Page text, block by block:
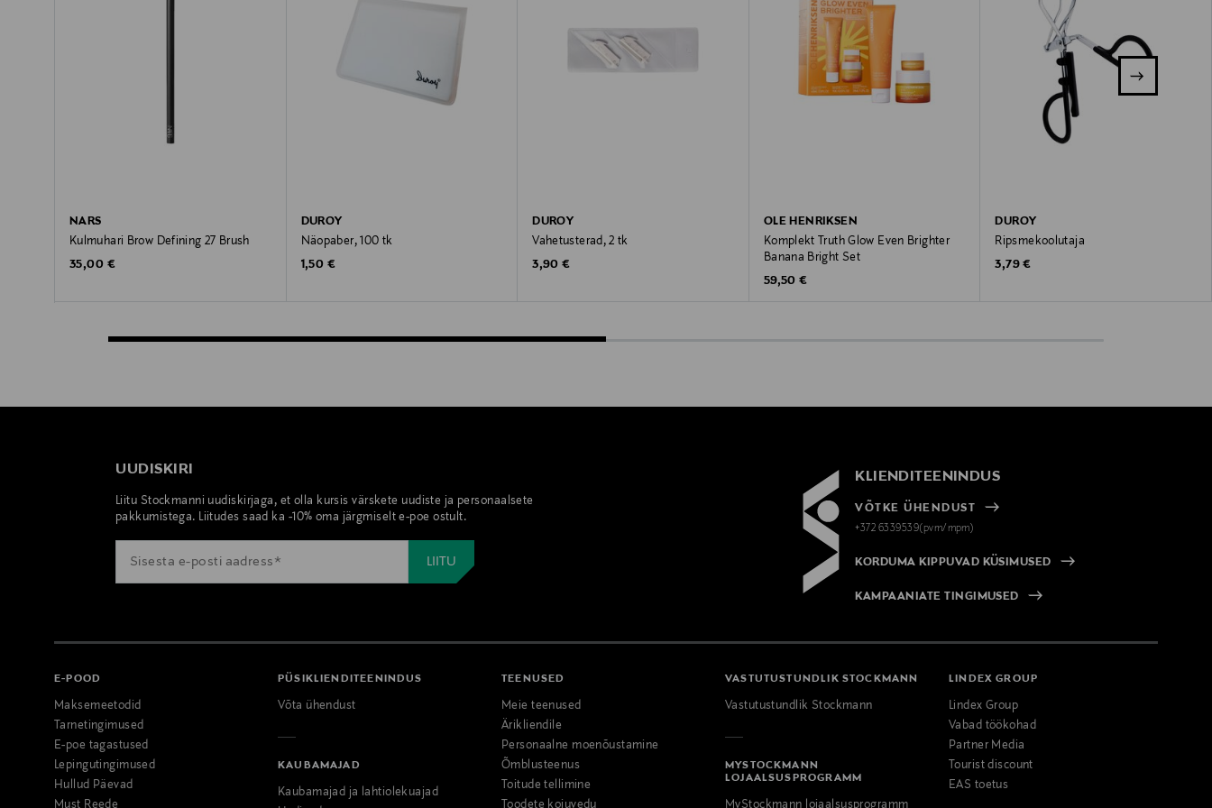
NARS
Kulmuhari Brow Defining 27 Brush
Original Price
35,00 €
DUROY
Näopaber, 100 tk
Original Price
1,50 €
DUROY
Vahetusterad, 2 tk
Original Price
3,90 €
OLE HENRIKSEN
Komplekt Truth Glow Even Brighter
Banana Bright Set
Original Price
59,50 €
DUROY
Ripsmekoolutaja
Original Price
3,79 €
UUDISKIRI
Liitu Stockmanni uudiskirjaga, et olla kursis värskete uudiste ja personaalsete
pakkumistega. Liitudes saad ka -10% oma järgmiselt e-poe ostult.
KLIENDITEENINDUS
VÕTKE ÜHENDUST
+372 6339539(pvm/mpm)
KORDUMA KIPPUVAD KÜSIMUSED
KAMPAANIATE TINGIMUSED
E-POOD
Maksemeetodid
Tarnetingimused
E-poe tagastused
Lepingutingimused
Hullud Päevad
Must Reede
PÜSIKLIENDITEENINDUS
Võta ühendust
KAUBAMAJAD
Kaubamajad ja lahtiolekuajad
TEENUSED
Meie teenused
Ärikliendile
Personaalne moenõustamine
Õmblusteenus
Toitude tellimine
Toodete kojuvedu
VASTUTUSTUNDLIK STOCKMANN
Vastutustundlik Stockmann
MYSTOCKMANN
LOJAALSUSPROGRAMM
MyStockmann lojaalsusprogramm
LINDEX GROUP
Lindex Group
Vabad töökohad
Partner Media
Tourist discount
EAS toetus